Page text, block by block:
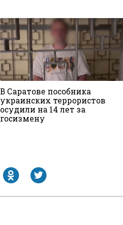
В Саратове пособника
украинских террористов
осудили на 14 лет за
госизмену